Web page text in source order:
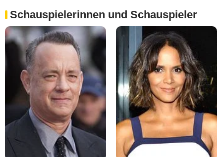
Schauspielerinnen und Schauspieler